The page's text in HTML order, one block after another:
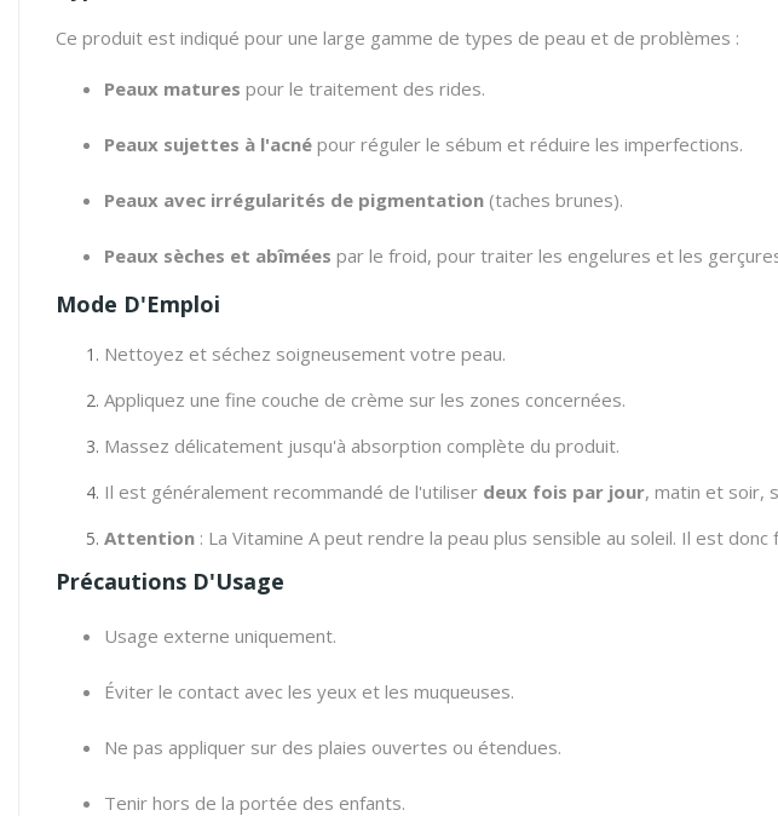
Ce produit est indiqué pour une large gamme de types de peau et de problèmes :
Peaux matures pour le traitement des rides.
Peaux sujettes à l'acné pour réguler le sébum et réduire les imperfections.
Peaux avec irrégularités de pigmentation (taches brunes).
Peaux sèches et abîmées par le froid, pour traiter les engelures et les
Mode D'Emploi
Nettoyez et séchez soigneusement votre peau.
Appliquez une fine couche de crème sur les zones concernées.
Massez délicatement jusqu'à absorption complète du produit.
Il est généralement recommandé de l'utiliser deux fois par jour, matin et soir,
Attention : La Vitamine A peut rendre la peau plus sensible au soleil. Il est
Précautions D'Usage
Usage externe uniquement.
Éviter le contact avec les yeux et les muqueuses.
Ne pas appliquer sur des plaies ouvertes ou étendues.
Tenir hors de la portée des enfants.